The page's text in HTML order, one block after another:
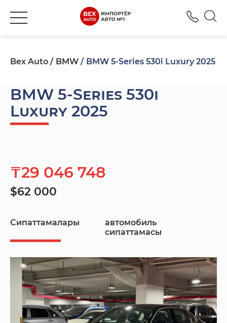
Bex Auto BMW BMW 5-Series 530i Luxury 2025
BMW 5-Series 530i
Luxury 2025
₸29 046 748
$62 000
Сипаттамалары
автомобиль
сипаттамасы